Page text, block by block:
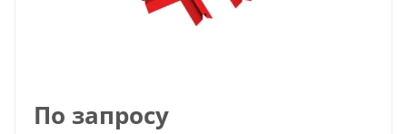
По запросу